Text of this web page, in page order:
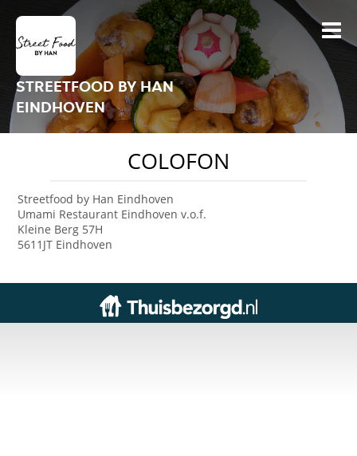
STREETFOOD BY HAN
EINDHOVEN
COLOFON
Streetfood by Han Eindhoven
Umami Restaurant Eindhoven v.o.f.
Kleine Berg 57H
5611JT Eindhoven